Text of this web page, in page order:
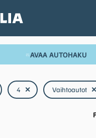
AVAA AUTOHAKU
4 ✕ Vaihtoautot ✕